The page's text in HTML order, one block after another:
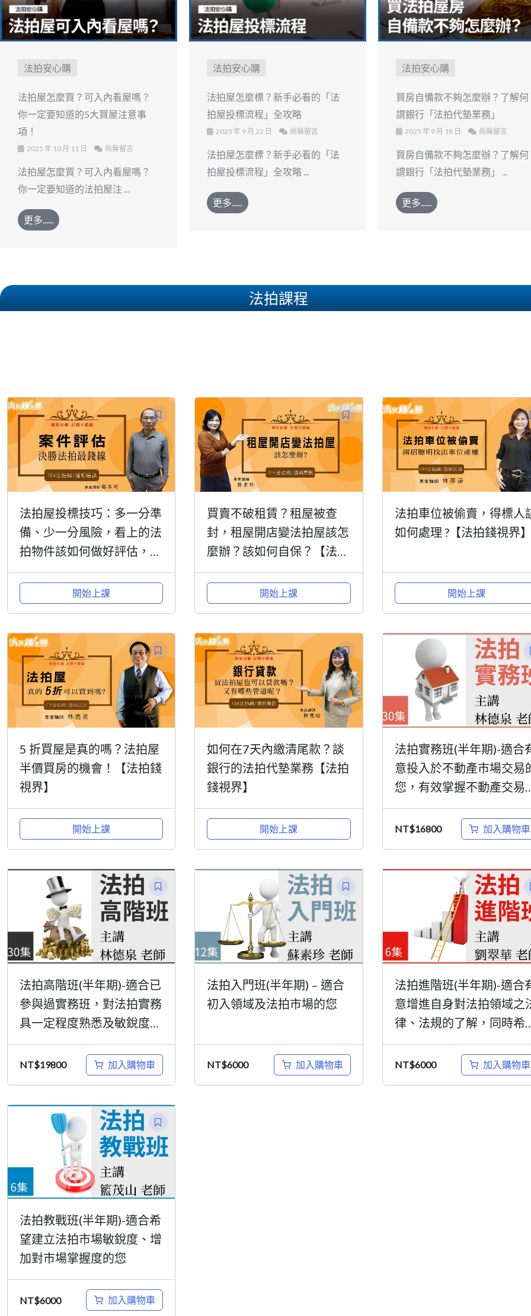
法拍安心購
法拍屋怎麼買？可入內看屋嗎？
你一定要知道的5大買屋注意事
項！
2025 年 10 月 11 日 尚無留言
法拍屋怎麼買？可入內看屋嗎？
你一定要知道的法拍屋注 ...
更多......
法拍安心購
法拍屋怎麼標？新手必看的「法
拍屋投標流程」全攻略
2025 年 9 月 22 日 尚無留言
法拍屋怎麼標？新手必看的「法
拍屋投標流程」全攻略 ...
更多......
法拍安心購
買房自備款不夠怎麼辦？了解何
謂銀行「法拍代墊業務」
2025 年 9 月 18 日 尚無留言
買房自備款不夠怎麼辦？了解何
謂銀行「法拍代墊業務」 ...
更多......
法拍課程
法拍屋投標技巧：多一分準
備、少一分風險，看上的法
拍物件該如何做好評估，又
要留意哪些事項？【法拍錢
視界】
開始上課
買賣不破租賃？租屋被查
封，租屋開店變法拍屋該怎
麼辦？該如何自保？【法拍
錢視界】
開始上課
法拍車位被偷賣，得標人
如何處理 ?【法拍錢視界
開始上課
5 折買屋是真的嗎？法拍屋
半價買房的機會！【法拍錢
視界】
開始上課
如何在7天內繳清尾款？談
銀行的法拍代墊業務【法拍
錢視界】
開始上課
法拍實務班(半年期)-適合
意投入於不動產市場交易
您，有效掌握不動產交易
場情勢
NT$16800 加入購物車
法拍高階班(半年期)-適合已
參與過實務班，對法拍實務
具一定程度熟悉及敏銳度的
您
NT$19800 加入購物車
法拍入門班(半年期) – 適合
初入領域及法拍市場的您
NT$6000 加入購物車
法拍進階班(半年期)-適合
意增進自身對法拍領域之
律、法規的了解，同時希
能活用於實務的您
NT$6000 加入購物車
法拍教戰班(半年期)-適合希
望建立法拍市場敏銳度、增
加對市場掌握度的您
NT$6000 加入購物車